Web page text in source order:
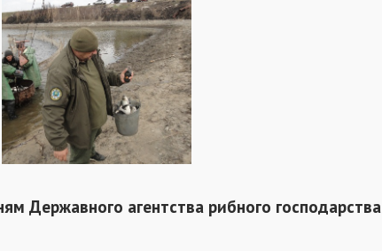
Державного агентства рибного господарства